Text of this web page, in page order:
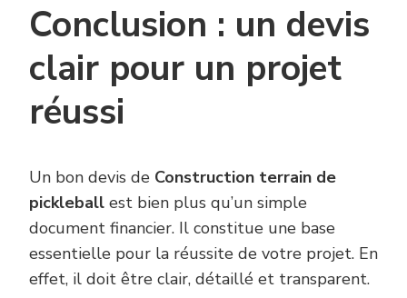
Conclusion : un devis
clair pour un projet
réussi
Un bon devis de Construction terrain de
pickleball est bien plus qu’un simple
document financier. Il constitue une base
essentielle pour la réussite de votre projet. En
effet, il doit être clair, détaillé et transparent.